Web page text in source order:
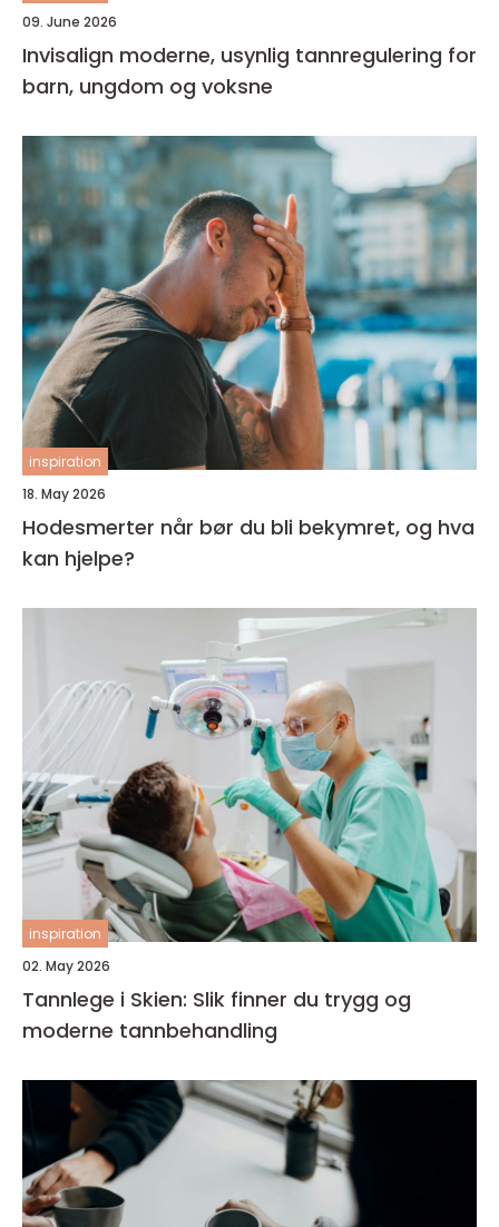
09. June 2026
Invisalign moderne, usynlig tannregulering for
barn, ungdom og voksne
inspiration
18. May 2026
Hodesmerter når bør du bli bekymret, og hva
kan hjelpe?
inspiration
02. May 2026
Tannlege i Skien: Slik finner du trygg og
moderne tannbehandling